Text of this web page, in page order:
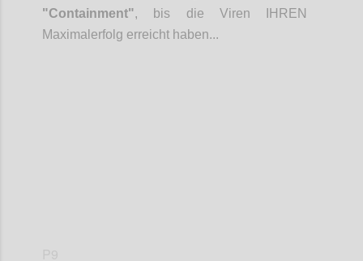
"Containment", bis die Viren IHREN
Maximalerfolg erreicht haben...